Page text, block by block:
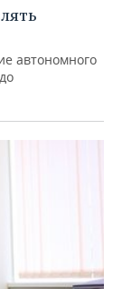
автономного